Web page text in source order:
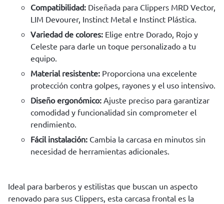
Compatibilidad:Diseñada para Clippers MRD Vector,
LIM Devourer, Instinct Metal e Instinct Plástica.
Variedad de colores:Elige entre Dorado, Rojo y
Celeste para darle un toque personalizado a tu
equipo.
Material resistente:Proporciona una excelente
protección contra golpes, rayones y el uso intensivo.
Diseño ergonómico:Ajuste preciso para garantizar
comodidad y funcionalidad sin comprometer el
rendimiento.
Fácil instalación:Cambia la carcasa en minutos sin
necesidad de herramientas adicionales.
Ideal para barberos y estilistas que buscan un aspecto
renovado para sus Clippers, esta carcasa frontal es la